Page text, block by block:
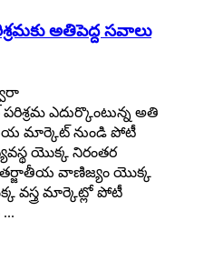
అతిపెద్ద సవాలు
ఎదుర్కొంటున్న అతి
మార్కెట్ నుండి పోటీ
యొక్క నిరంతర
వాణిజ్యం యొక్క
వస్త్ర మార్కెట్లో పోటీ